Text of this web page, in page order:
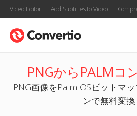
Video Editor Add Subtitles to Video
PNGからPALMコ
PNG画像をPalm OSビットマ
ンで無料変換